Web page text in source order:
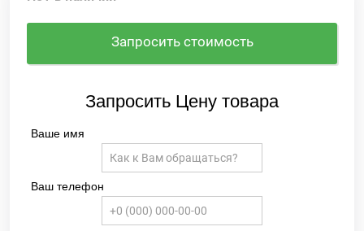
Запросить стоимость
Запросить Цену товара
Ваше имя
Ваш телефон